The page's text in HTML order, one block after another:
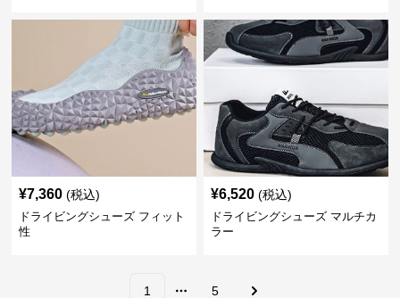
¥7,360 (税込)
ドライビングシューズ フィット
性
¥6,520 (税込)
ドライビングシューズ マルチカ
ラー
1 5